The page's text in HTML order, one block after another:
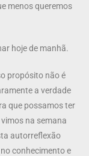
menos queremos
hoje de manhã.
propósito não é
a verdade
que possamos ter
na semana
autorreflexão
conhecimento e